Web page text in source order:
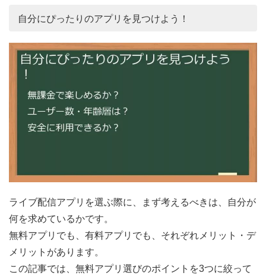
自分にぴったりのアプリを見つけよう！
ライブ配信アプリを選ぶ際に、まず考えるべきは、自分が
何を求めているかです。
無料アプリでも、有料アプリでも、それぞれメリット・デ
メリットがあります。
この記事では、無料アプリ選びのポイントを3つに絞って